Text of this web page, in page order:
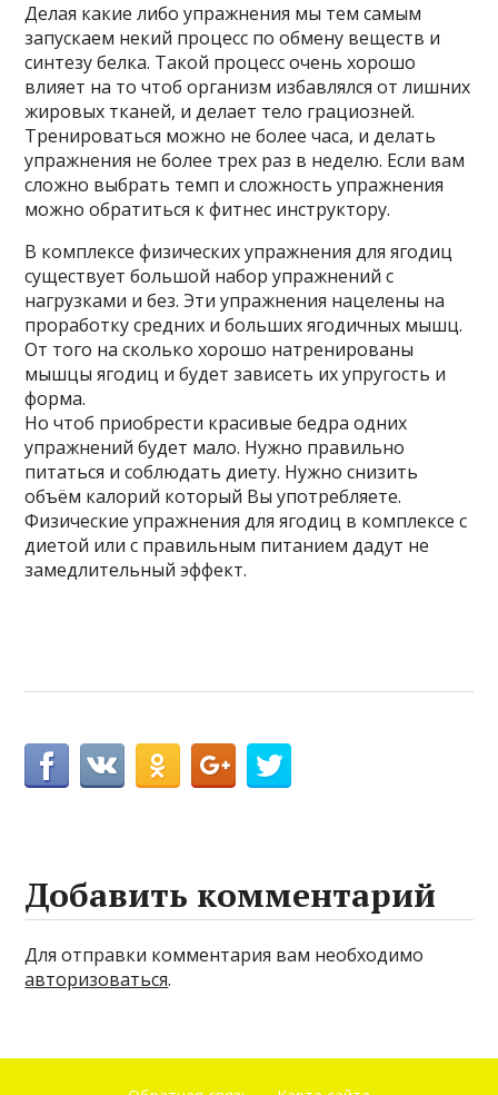
Делая какие либо упражнения мы тем самым
запускаем некий процесс по обмену веществ и
синтезу белка. Такой процесс очень хорошо
влияет на то чтоб организм избавлялся от лишних
жировых тканей, и делает тело грациозней.
Тренироваться можно не более часа, и делать
упражнения не более трех раз в неделю. Если вам
сложно выбрать темп и сложность упражнения
можно обратиться к фитнес инструктору.
В комплексе физических упражнения для ягодиц
существует большой набор упражнений с
нагрузками и без. Эти упражнения нацелены на
проработку средних и больших ягодичных мышц.
От того на сколько хорошо натренированы
мышцы ягодиц и будет зависеть их упругость и
форма.
Но чтоб приобрести красивые бедра одних
упражнений будет мало. Нужно правильно
питаться и соблюдать диету. Нужно снизить
объём калорий который Вы употребляете.
Физические упражнения для ягодиц в комплексе с
диетой или с правильным питанием дадут не
замедлительный эффект.
Добавить комментарий
Для отправки комментария вам необходимо
авторизоваться.